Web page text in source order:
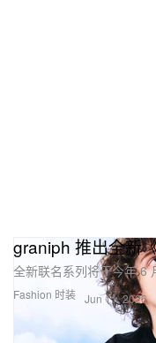
Fashion 时装
graniph 推出全新
全新联名系列将于今年 6
Jun 11, 2026